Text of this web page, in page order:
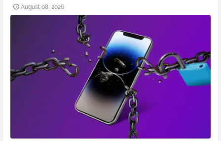
August 08, 2026